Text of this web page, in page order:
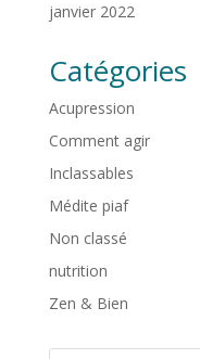
janvier 2022
Catégories
Acupression
Comment agir
Inclassables
Médite piaf
Non classé
nutrition
Zen & Bien